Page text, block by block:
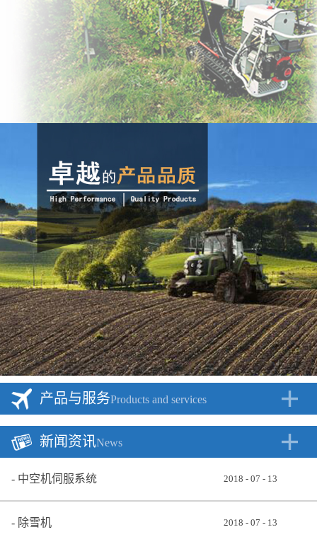
产品与服务Products and services
新闻资讯News
中空机伺服系统 2018 - 07 - 13
除雪机 2018 - 07 - 13